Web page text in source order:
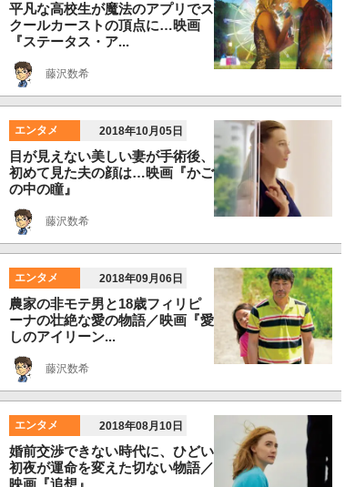
平凡な高校生が魔法のアプリでス
クールカーストの頂点に…映画
『ステータス・ア...
藤沢数希
エンタメ 2018年10月05日
目が見えない美しい妻が手術後、
初めて見た夫の顔は…映画『かご
の中の瞳』
藤沢数希
エンタメ 2018年09月06日
農家の非モテ男と18歳フィリピ
ーナの壮絶な愛の物語／映画『愛
しのアイリーン...
藤沢数希
エンタメ 2018年08月10日
婚前交渉できない時代に、ひどい
初夜が運命を変えた切ない物語／
映画『追想』